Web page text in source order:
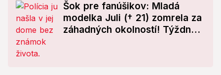
Šok pre fanúšikov: Mladá
modelka Juli († 21) zomrela za
záhadných okolností! Týždne